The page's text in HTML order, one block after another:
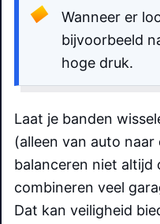
Wanneer er
bijvoorbeeld
hoge druk.
Laat je banden
(alleen van auto
balanceren niet altijd
combineren veel
Dat kan veiligheid